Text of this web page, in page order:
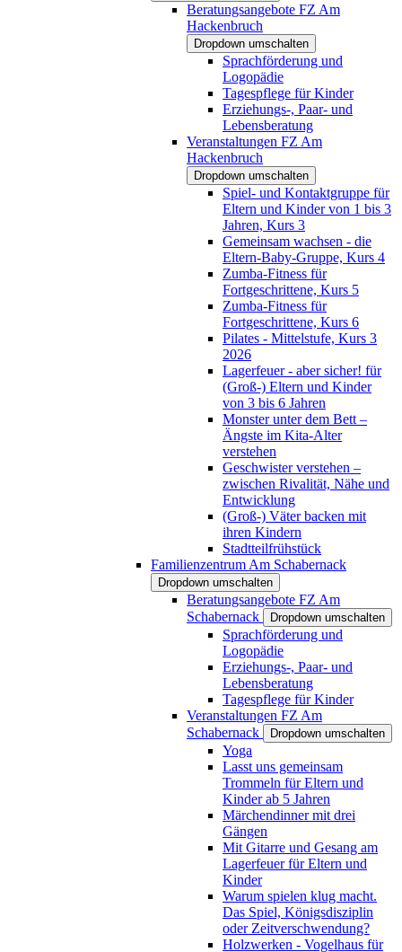
Beratungsangebote FZ Am
Hackenbruch
Dropdown umschalten
Sprachförderung und
Logopädie
Tagespflege für Kinder
Erziehungs-, Paar- und
Lebensberatung
Veranstaltungen FZ Am
Hackenbruch
Dropdown umschalten
Spiel- und Kontaktgruppe für
Eltern und Kinder von 1 bis 3
Jahren, Kurs 3
Gemeinsam wachsen - die
Eltern-Baby-Gruppe, Kurs 4
Zumba-Fitness für
Fortgeschrittene, Kurs 5
Zumba-Fitness für
Fortgeschrittene, Kurs 6
Pilates - Mittelstufe, Kurs 3
2026
Lagerfeuer - aber sicher! für
(Groß-) Eltern und Kinder
von 3 bis 6 Jahren
Monster unter dem Bett –
Ängste im Kita-Alter
verstehen
Geschwister verstehen –
zwischen Rivalität, Nähe und
Entwicklung
(Groß-) Väter backen mit
ihren Kindern
Stadtteilfrühstück
Familienzentrum Am Schabernack
Dropdown umschalten
Beratungsangebote FZ Am
Schabernack
Dropdown umschalten
Sprachförderung und
Logopädie
Erziehungs-, Paar- und
Lebensberatung
Tagespflege für Kinder
Veranstaltungen FZ Am
Schabernack
Dropdown umschalten
Yoga
Lasst uns gemeinsam
Trommeln für Eltern und
Kinder ab 5 Jahren
Märchendinner mit drei
Gängen
Mit Gitarre und Gesang am
Lagerfeuer für Eltern und
Kinder
Warum spielen klug macht.
Das Spiel, Königsdisziplin
oder Zeitverschwendung?
Holzwerken - Vogelhaus für